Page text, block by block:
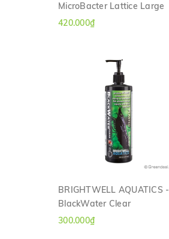
MicroBacter Lattice Large
420.000₫
BRIGHTWELL AQUATICS -
BlackWater Clear
300.000₫